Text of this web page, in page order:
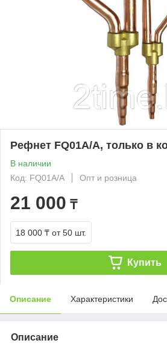
Рефнет FQ01A/A, только в
В наличии
Код: FQ01A/A
Опт и розница
21 000 ₸
18 000 ₸ от 50 шт.
Купить
Описание Характеристики
Описание